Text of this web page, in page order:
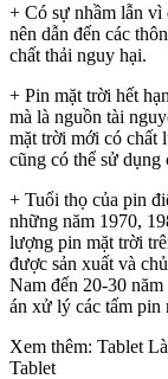
+ Có sự nhầm lẫn vì
nên dẫn đến các
chất thải nguy hại.
+ Pin mặt trời hết
mà là nguồn tài
mặt trời mới có chất
cũng có thể sử dụng
+ Tuổi thọ của pin
những năm 1970,
lượng pin mặt trời
được sản xuất và
Nam đến 20-30
án xử lý các tấm pin
Xem thêm: Tablet
Tablet